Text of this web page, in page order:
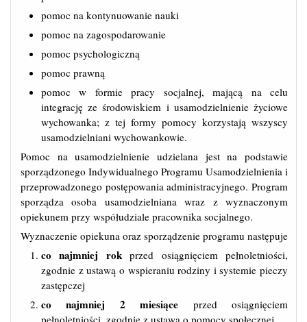
pomoc na kontynuowanie nauki
pomoc na zagospodarowanie
pomoc psychologiczną
pomoc prawną
pomoc w formie pracy socjalnej, mającą na celu
integrację ze środowiskiem i usamodzielnienie życiowe
wychowanka; z tej formy pomocy korzystają wszyscy
usamodzielniani wychowankowie.
Pomoc na usamodzielnienie udzielana jest na podstawie
sporządzonego Indywidualnego Programu Usamodzielnienia i
przeprowadzonego postępowania administracyjnego. Program
sporządza osoba usamodzielniana wraz z wyznaczonym
opiekunem przy współudziale pracownika socjalnego.
Wyznaczenie opiekuna oraz sporządzenie programu następuje
co najmniej rokprzed osiągnięciem pełnoletniości,
zgodnie z ustawą o wspieraniu rodziny i systemie pieczy
zastępczej
co najmniej 2 miesiące przed osiągnięciem